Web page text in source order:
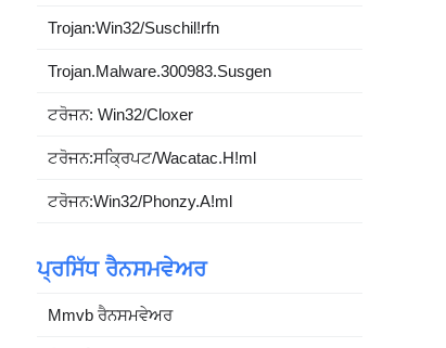
Trojan:Win32/Suschil!rfn
Trojan.Malware.300983.Susgen
ਟਰੋਜਨ: Win32/Cloxer
ਟਰੋਜਨ:ਸਕ੍ਰਿਪਟ/Wacatac.H!ml
ਟਰੋਜਨ:Win32/Phonzy.A!ml
ਪ੍ਰਸਿੱਧ ਰੈਨਸਮਵੇਅਰ
Mmvb ਰੈਨਸਮਵੇਅਰ